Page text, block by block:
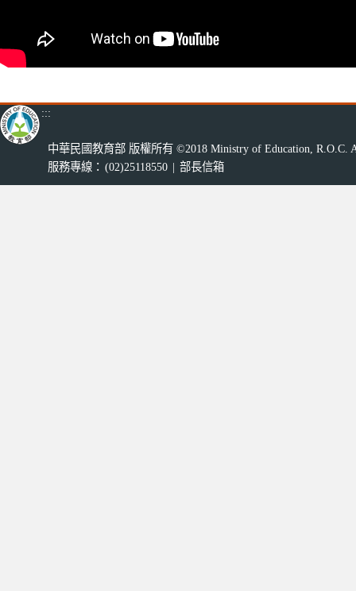
:::
中華民國教育部 版權所有 ©2018 Ministry of Education, R.O.C.
服務專線： (02)25118550 | 部長信箱